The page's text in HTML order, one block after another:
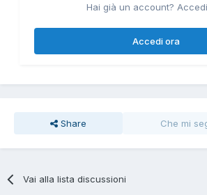
Hai già un account?
Accedi ora
Share Che mi
Vai alla lista discussioni